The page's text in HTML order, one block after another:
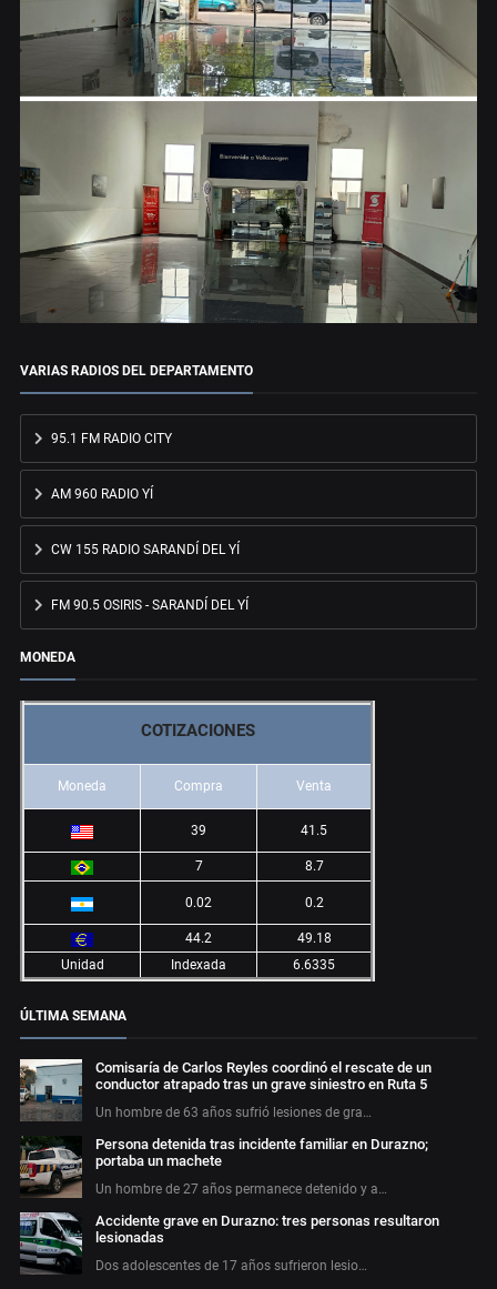
VARIAS RADIOS DEL DEPARTAMENTO
95.1 FM RADIO CITY
AM 960 RADIO YÍ
CW 155 RADIO SARANDÍ DEL YÍ
FM 90.5 OSIRIS - SARANDÍ DEL YÍ
MONEDA
COTIZACIONES
Moneda Compra Venta
39 41.5
7 8.7
0.02 0.2
44.2
49.18
Unidad
Indexada 6.6335
ÚLTIMA SEMANA
Comisaría de Carlos Reyles coordinó el rescate de un
conductor atrapado tras un grave siniestro en Ruta 5
Un hombre de 63 años sufrió lesiones de gra…
Persona detenida tras incidente familiar en Durazno;
portaba un machete
Un hombre de 27 años permanece detenido y a…
Accidente grave en Durazno: tres personas resultaron
lesionadas
Dos adolescentes de 17 años sufrieron lesio…